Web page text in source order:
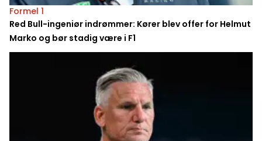
Formel 1
Red Bull-ingeniør indrømmer: Kører blev offer for Helmut
Marko og bør stadig være i F1